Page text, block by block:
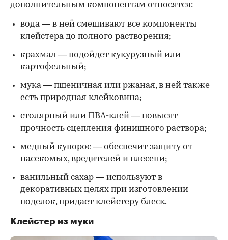
дополнительным компонентам относятся:
вода — в ней смешивают все компоненты
клейстера до полного растворения;
крахмал — подойдет кукурузный или
картофельный;
мука — пшеничная или ржаная, в ней также
есть природная клейковина;
столярный или ПВА-клей — повысят
прочность сцепления финишного раствора;
медный купорос — обеспечит защиту от
насекомых, вредителей и плесени;
ванильный сахар — используют в
декоративных целях при изготовлении
поделок, придает клейстеру блеск.
Клейстер из муки